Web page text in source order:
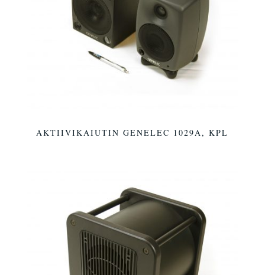
AKTIIVIKAIUTIN GENELEC 1029A, KPL